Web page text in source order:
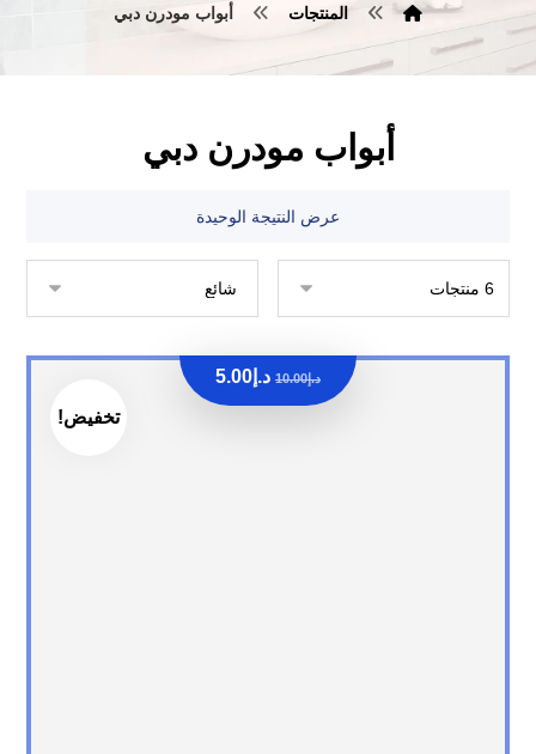
المنتجات أبواب مودرن دبي
أبواب مودرن دبي
عرض النتيجة الوحيدة
تخفيض!
د.إ10.00 د.إ 5.00